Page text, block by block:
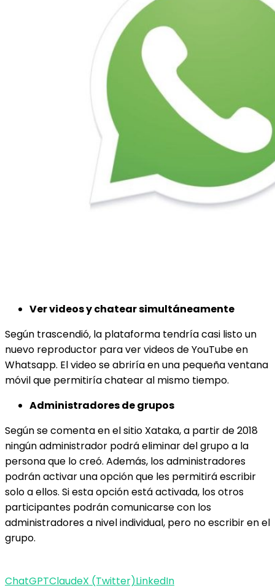
Ver videos y chatear simultáneamente
Según trascendió, la plataforma tendría casi listo un
nuevo reproductor para ver videos de YouTube en
Whatsapp. El video se abriría en una pequeña ventana
móvil que permitiría chatear al mismo tiempo.
Administradores de grupos
Según se comenta en el sitio Xataka, a partir de 2018
ningún administrador podrá eliminar del grupo a la
persona que lo creó. Además, los administradores
podrán activar una opción que les permitirá escribir
solo a ellos. Si esta opción está activada, los otros
participantes podrán comunicarse con los
administradores a nivel individual, pero no escribir en el
grupo.
ChatGPTClaudeX (Twitter)LinkedIn